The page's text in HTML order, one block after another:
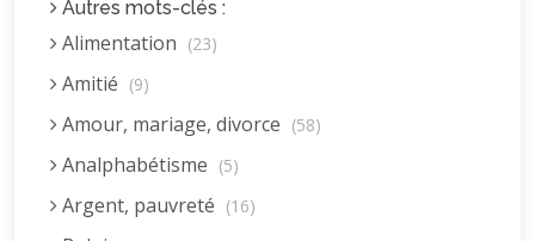
Autres mots-clés :
Alimentation (23)
Amitié (9)
Amour, mariage, divorce (58)
Analphabétisme (5)
Argent, pauvreté (16)